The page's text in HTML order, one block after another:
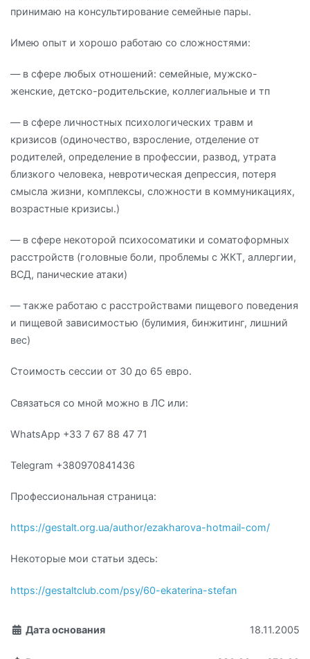
принимаю на консультирование семейные пары.
Имею опыт и хорошо работаю со сложностями:
— в сфере любых отношений: семейные, мужско-
женские, детско-родительские, коллегиальные и тп
— в сфере личностных психологических травм и
кризисов (одиночество, взросление, отделение от
родителей, определение в профессии, развод, утрата
близкого человека, невротическая депрессия, потеря
смысла жизни, комплексы, сложности в коммуникациях,
возрастные кризисы.)
— в сфере некоторой психосоматики и соматоформных
расстройств (головные боли, проблемы с ЖКТ, аллергии,
ВСД, панические атаки)
— также работаю с расстройствами пищевого поведения
и пищевой зависимостью (булимия, бинжитинг, лишний
вес)
Стоимость сессии от 30 до 65 евро.
Связаться со мной можно в ЛС или:
WhatsApp +33 7 67 88 47 71
Telegram +380970841436
Профессиональная страница:
https://gestalt.org.ua/author/ezakharova-hotmail-com/
Некоторые мои статьи здесь:
https://gestaltclub.com/psy/60-ekaterina-stefan
Дата основания 18.11.2005